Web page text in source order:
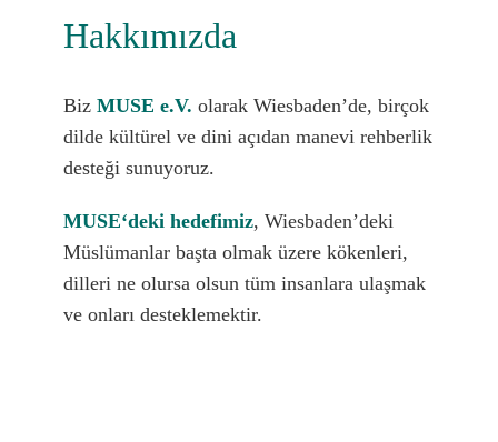
Güncel bilgiler (de)
Bağış
İletişim
Hakkımızda
Biz MUSE e.V. olarak Wiesbaden’de, birçok
dilde kültürel ve dini açıdan manevi rehberlik
desteği sunuyoruz.
MUSE‘deki hedefimiz, Wiesbaden’deki
Müslümanlar başta olmak üzere kökenleri,
dilleri ne olursa olsun tüm insanlara ulaşmak
ve onları desteklemektir.